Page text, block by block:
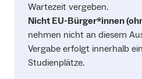
Wartezeit vergeben.
Nicht EU-Bürger*innen
nehmen nicht an diesem
Vergabe erfolgt innerhalb
Studienplätze.